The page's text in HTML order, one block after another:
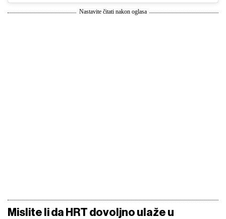
Nastavite čitati nakon oglasa
Mislite li da HRT dovoljno ulaže u